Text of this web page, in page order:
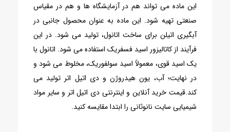
این ماده می تواند هم در آزمایشگاه ها و هم در مقیاس
صنعتی تهیه شود. این ماده به عنوان محصول جانبی در
آبگیری اتیلن برای ساخت اتانول، تولید می شود. در این
فرآیند از کاتالیزور اسید فسفریک استفاده می شود. اتانول با
یک اسید قوی، معمولاً اسید سولفوریک، مخلوط می شود و
در نهایت؛ آب، یون هیدروژن و دی اتیل اتر تولید می
کند.قیمت خرید آنلاین و اینترنتی دی اتیل اتر و سایر مواد
شیمیایی سایت نانوثانی را ابتدا مقایسه کنید.